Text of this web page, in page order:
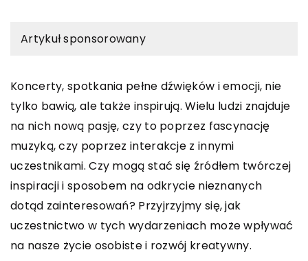
Artykuł sponsorowany
Koncerty, spotkania pełne dźwięków i emocji, nie
tylko bawią, ale także inspirują. Wielu ludzi znajduje
na nich nową pasję, czy to poprzez fascynację
muzyką, czy poprzez interakcje z innymi
uczestnikami. Czy mogą stać się źródłem twórczej
inspiracji i sposobem na odkrycie nieznanych
dotąd zainteresowań? Przyjrzyjmy się, jak
uczestnictwo w tych wydarzeniach może wpływać
na nasze życie osobiste i rozwój kreatywny.